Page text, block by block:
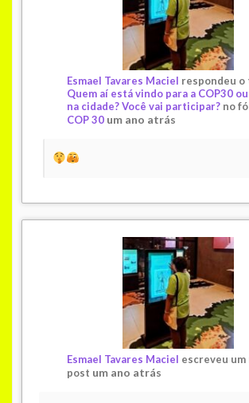
Esmael Tavares Maciel respondeu o
Quem aí está vindo para a COP30
na cidade? Você vai participar?no
COP 30 um ano atrás
Esmael Tavares Maciel escreveu um
post um ano atrás